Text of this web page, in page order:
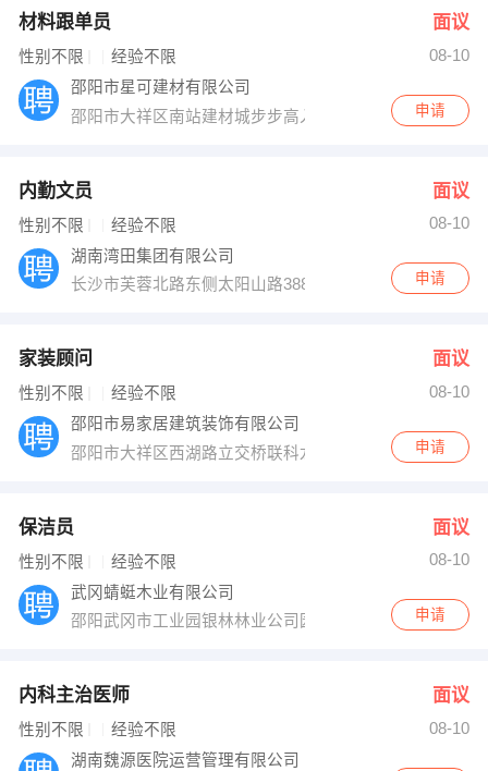
材料跟单员 面议
性别不限 经验不限
08-10
邵阳市星可建材有限公司
邵阳市大祥区南站建材城步步高入口50米艺可易装体验店
申请
内勤文员 面议
性别不限 经验不限
08-10
湖南湾田集团有限公司
长沙市芙蓉北路东侧太阳山路388号湾田国际建材基地
申请
家装顾问 面议
性别不限 经验不限
08-10
邵阳市易家居建筑装饰有限公司
邵阳市大祥区西湖路立交桥联科龙园旁
申请
保洁员 面议
性别不限 经验不限
08-10
武冈蜻蜓木业有限公司
邵阳武冈市工业园银林林业公司园区内
申请
内科主治医师 面议
性别不限 经验不限
08-10
湖南魏源医院运营管理有限公司